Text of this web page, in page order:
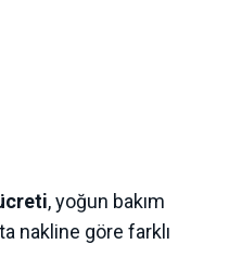
, yoğun bakım
nakline göre farklı